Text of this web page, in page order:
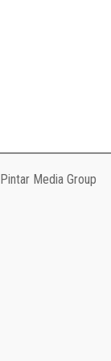
Media Group